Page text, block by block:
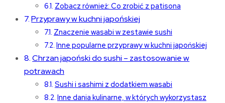
Zobacz również: Co zrobić z patisona
Przyprawy w kuchni japońskiej
Znaczenie wasabi w zestawie sushi
Inne popularne przyprawy w kuchni japońskiej
Chrzan japoński do sushi – zastosowanie w
potrawach
Sushi i sashimi z dodatkiem wasabi
Inne dania kulinarne, w których wykorzystasz